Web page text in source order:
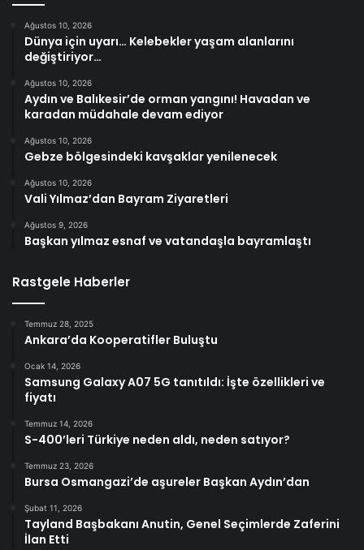
Ağustos 10, 2026
Dünya için uyarı… Kelebekler yaşam alanlarını
değiştiriyor…
Ağustos 10, 2026
Aydın ve Balıkesir’de orman yangını! Havadan ve
karadan müdahale devam ediyor
Ağustos 10, 2026
Gebze bölgesindeki kavşaklar yenilenecek
Ağustos 10, 2026
Vali Yılmaz’dan Bayram Ziyaretleri
Ağustos 9, 2026
Başkan yılmaz esnaf ve vatandaşla bayramlaştı
Rastgele Haberler
Temmuz 28, 2025
Ankara’da Kooperatifler Buluştu
Ocak 14, 2026
Samsung Galaxy A07 5G tanıtıldı: İşte özellikleri ve
fiyatı
Temmuz 14, 2026
S-400’leri Türkiye neden aldı, neden satıyor?
Temmuz 23, 2026
Bursa Osmangazi’de aşureler Başkan Aydın’dan
Şubat 11, 2026
Tayland Başbakanı Anutin, Genel Seçimlerde Zaferini
İlan Etti